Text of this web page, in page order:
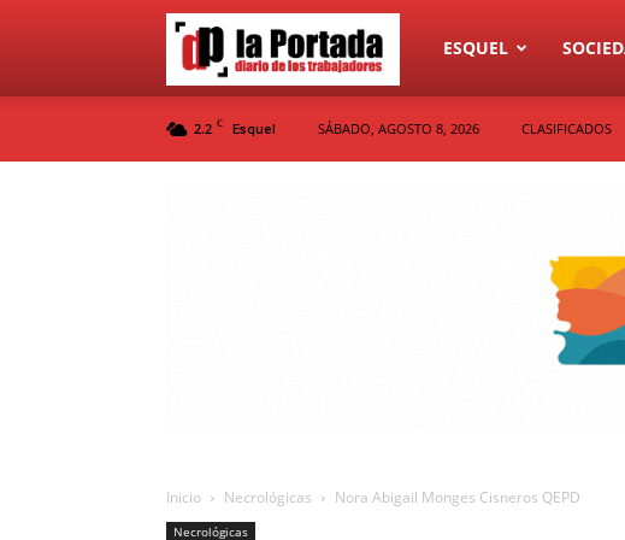
Diario
ESQUEL
2.2 C Esquel SÁBADO, AGOSTO 8, 2026 CLASIFICADOS
Inicio Necrológicas Nora Abigail Monges Cisneros QEPD
Necrológicas